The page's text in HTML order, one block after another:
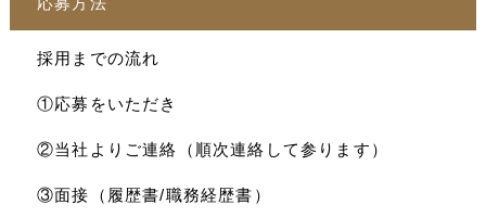
採用までの流れ
①応募をいただき
②当社よりご連絡（順次連絡して参ります）
③面接（履歴書/職務経歴書）